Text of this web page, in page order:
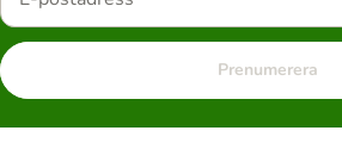
Prenumerera